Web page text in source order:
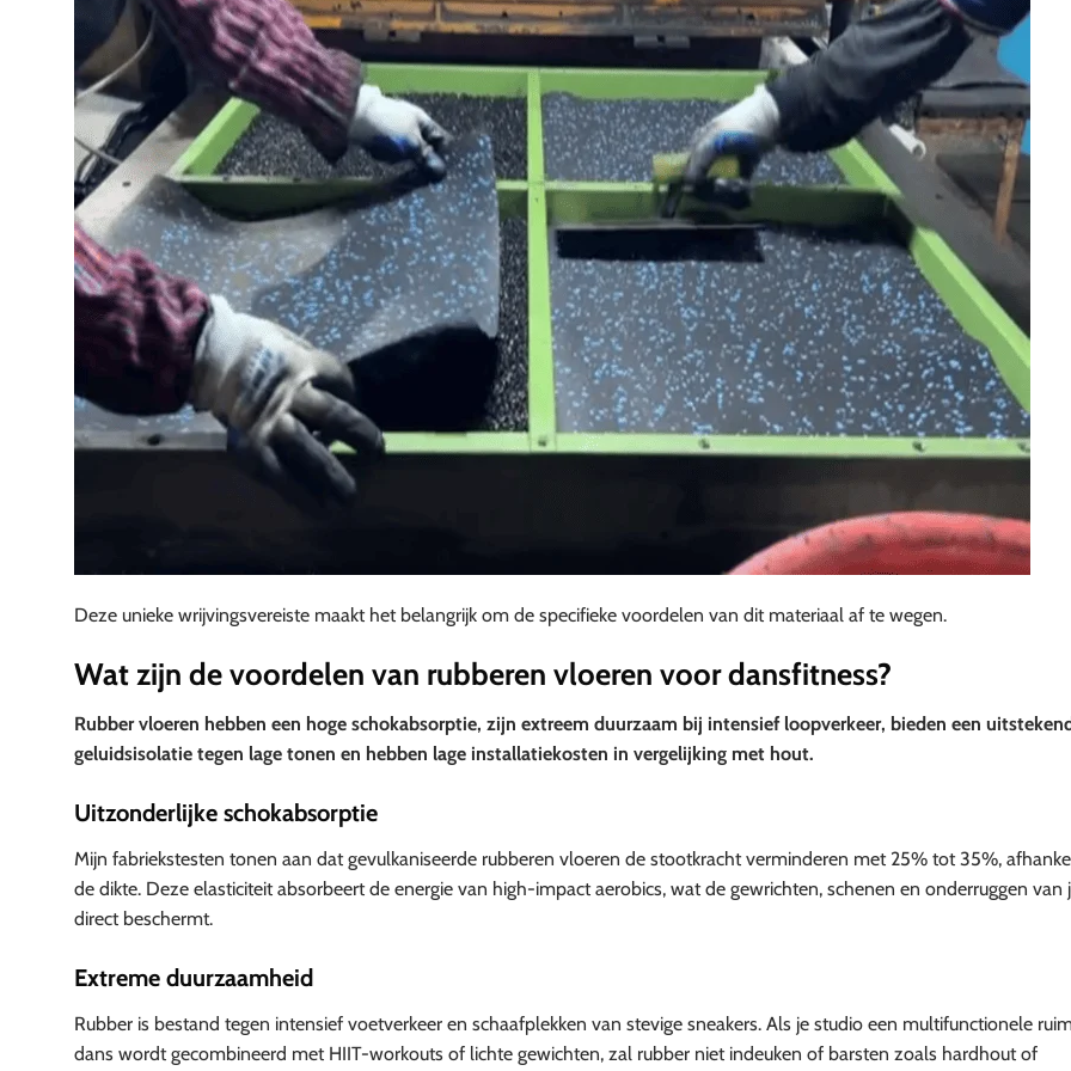
Deze unieke wrijvingsvereiste maakt het belangrijk om de specifieke voordelen van dit materiaal af te wegen.
Wat zijn de voordelen van rubberen vloeren voor dansfitness?
Rubber vloeren hebben een hoge schokabsorptie, zijn extreem duurzaam bij intensief loopverkeer, bieden een
geluidsisolatie tegen lage tonen en hebben lage installatiekosten in vergelijking met hout.
Uitzonderlijke schokabsorptie
Mijn fabriekstesten tonen aan dat gevulkaniseerde rubberen vloeren de stootkracht verminderen met 25% tot 35%,
de dikte. Deze elasticiteit absorbeert de energie van high-impact aerobics, wat de gewrichten, schenen en onderruggen van
direct beschermt.
Extreme duurzaamheid
Rubber is bestand tegen intensief voetverkeer en schaafplekken van stevige sneakers. Als je studio een multifunctionele
dans wordt gecombineerd met HIIT-workouts of lichte gewichten, zal rubber niet indeuken of barsten zoals hardhout of